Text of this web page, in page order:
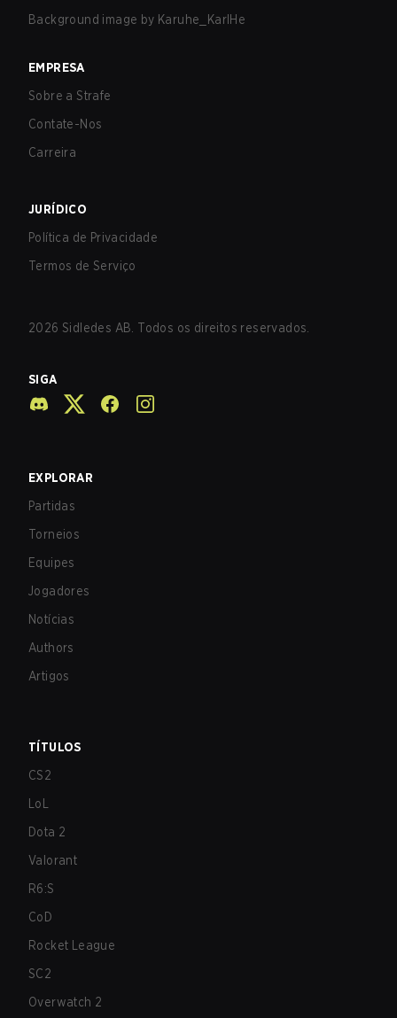
Background image by Karuhe_KarlHe
EMPRESA
Sobre a Strafe
Contate-Nos
Carreira
JURÍDICO
Política de Privacidade
Termos de Serviço
2026 Sidledes AB. Todos os direitos reservados.
SIGA
EXPLORAR
Partidas
Torneios
Equipes
Jogadores
Notícias
Authors
Artigos
TÍTULOS
CS2
LoL
Dota 2
Valorant
R6:S
CoD
Rocket League
SC2
Overwatch 2